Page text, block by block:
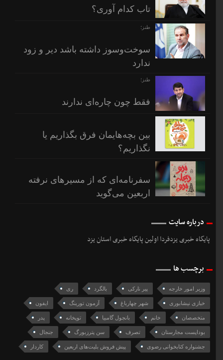
تاب کدام آوری؟
طنز؛
سوخت‌وسوز داشته باشد دیر و زود
ندارد
طنز؛
فقط چون چاره‌ای ندارند
بین بچه‌هایمان فرق بگذاریم یا
نگذاریم؟
سفرنامه‌ای که از مسیرهای نرفته
اربعین می‌گوید
درباره سایت
پایگاه خبری یزدفردا اولین پایگاه خبری استان یزد
برچسب ها
وزیر امور خارجه پیر نارکی بالگرد ری
خبازی نیشابوری شهر چهارباغ آزمون تورینگ ایفون
متخصصان خانم بانجول گامبیا توپخانه‌
بوداپست مجارستان تصرف سن پترزبورگ جنجال
جشنواره کتابخوانی رضوی پیش فروش بلیت‌های اربعین کاردار